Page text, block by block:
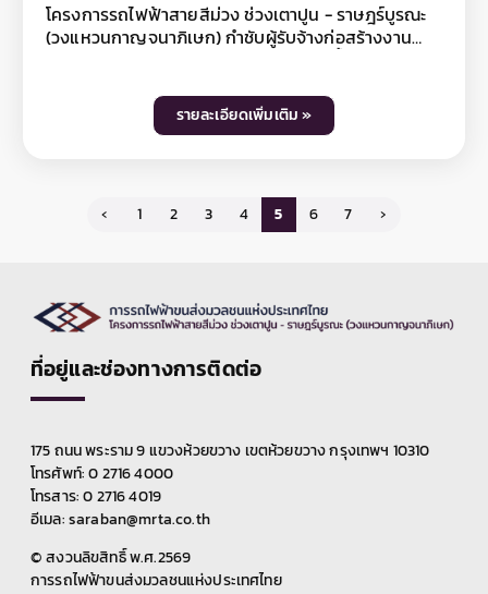
ผู้รับจ้างก่อสร้างงานโยธาทุกสัญญา ต้องปฏิบัติตาม
มาตรการป้องกันและแก้ไขผลกระทบสิ่งแวดล้อมอย่าง
Facebook โครงการรถไฟฟ้าสายสีม่วง ช่วงเตาปูน -
ราษฎร์บูรณะ และ Line @mrtpurpleline หรือติดตาม
ขนส่งมวลชนแห่งประเทศไทย หรือ Call Center รฟม.
โทรศัพท์ 0 2716 4044
โครงการรถไฟฟ้าสายสีม่วง ช่วงเตาปูน - ราษฎร์บูรณะ
(วงแหวนกาญจนาภิเษก) กำชับผู้รับจ้างก่อสร้างงาน
ถนนพระสุเมรุ ถนนมหาไชย ถนนประชาธิปก ถนนสมเด็จ
พระเจ้าตากสิน และถนนสุขสวัสดิ์ จนถึง บริเวณครุใน
น้ำให้ดียิ่งขึ้น รวมถึงจัดเตรียมเจ้าหน้าที่และเครื่องสูบน้ำ
ให้พร้อมใช้งานอยู่เสมอเพื่อเฝ้าระวังและบรรเทาปัญหาน้ำ
รับผลกระทบจากการดำเนินงานก่อสร้างโครงการฯ โดย
ท่านที่สนใจสามารถติดตามข้อมูลโครงการฯ ได้ที่เว็บไซต์
www.mrta-purplelinesouth.com Facebook
โครงการรถไฟฟ้าสายสีม่วง ช่วงเตาปูน - ราษฎร์บูรณะ
และ Line @mrtpurpleline หรือติดตามข้อมูลข่าวสาร
เฟซบุ๊กแฟนเพจการรถไฟฟ้าขนส่งมวลชนแห่ง
ประเทศไทย หรือ Call Center รฟม. โทรศัพท์ 0 2716
4044
รายละเอียดเพิ่มเติม »
‹ 1 2 3 4 5 6 7 ›
ที่อยู่และช่องทางการติดต่อ
175 ถนน พระราม 9 แขวงห้วยขวาง เขตห้วยขวาง กรุงเทพฯ 10310
โทรศัพท์: 0 2716 4000
โทรสาร: 0 2716 4019
อีเมล: saraban@mrta.co.th
© สงวนลิขสิทธิ์ พ.ศ.2569
การรถไฟฟ้าขนส่งมวลชนแห่งประเทศไทย